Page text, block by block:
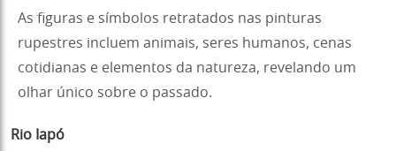
As figuras e símbolos retratados nas pinturas
rupestres incluem animais, seres humanos, cenas
cotidianas e elementos da natureza, revelando um
olhar único sobre o passado.
Rio Iapó